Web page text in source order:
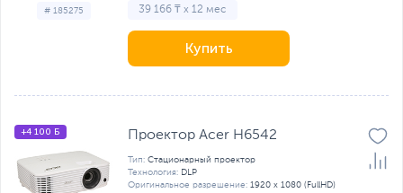
# 185275 39 166 ₸ x 12 мес
Купить
+4 100 Б Проектор Acer H6542
Тип: Стационарный проектор
Технология: DLP
Оригинальное разрешение: 1920 x 1080 (FullHD)